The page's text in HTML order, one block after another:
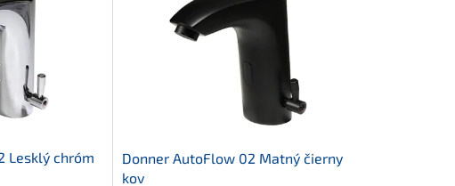
Lesklý chróm
Donner AutoFlow 02 Matný čierny
kov